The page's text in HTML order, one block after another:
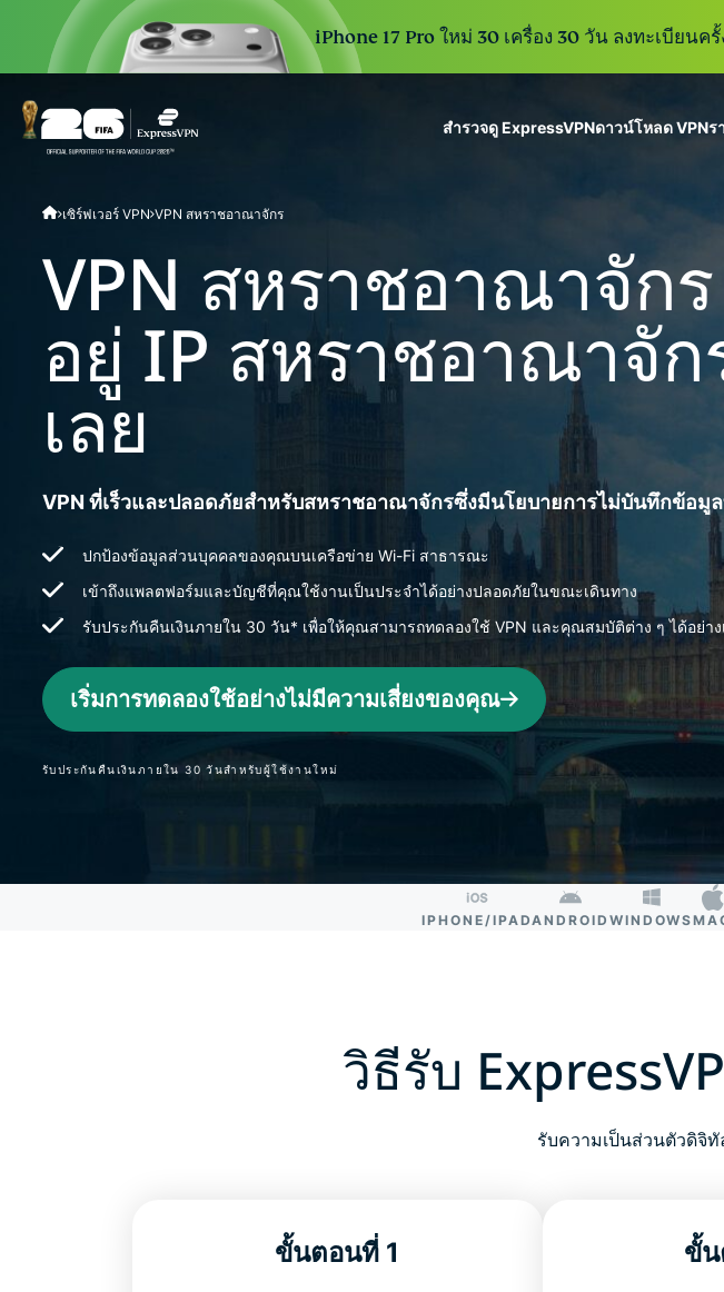
iPhone 17 Pro ใหม่ 30 เครื่อง 30 วัน ลงทะเบียน
สำรวจดู ExpressVPN
เข้าถึงบ
สำรวจดู
ดาวน์โหลด VPNร
scale.
ที่ปลอดภัยใน
ประเทศ 113
ประเทศ
ยืนยันตัวตน
หลายชั้น และ
Identity
Defender
ป้องกันและเ
ระวัง ID ที่ทร
เซิร์ฟเวอร์ VPN VPN สหราชอาณาจักร
VPN สหราชอาณาจัก
อยู่ IP สหราชอาณาจั
เลย
VPN ที่เร็วและปลอดภัยสำหรับสหราชอาณาจักรซึ่งมีนโยบายการไม่บันทึกข้อมู
ปกป้องข้อมูลส่วนบุคคลของคุณบนเครือข่าย Wi-Fi สาธารณะ
เข้าถึงแพลตฟอร์มและบัญชีที่คุณใช้งานเป็นประจำได้อย่างปลอดภัยในขณะเดินทาง
รับประกันคืนเงินภายใน 30 วัน* เพื่อให้คุณสามารถทดลองใช้ VPN และคุณสมบัติต่าง ๆ ได้อย่า
เริ่มการทดลองใช้อย่างไม่มีความเสี่ยงของคุณ
รับประกันคืนเงินภายใน 30 วันสำหรับผู้ใช้งานใหม่
IPHONE/IPADANDROID WINDOWS
วิธีรับ
รับความเป็นส่วนตัวดิจิทั
ขั้นตอนที่ 1 ขั้